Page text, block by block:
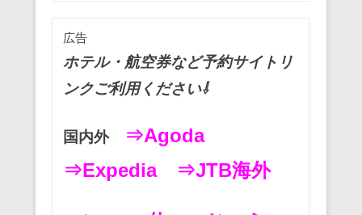
b
o
o
k
広告
ホテル・航空券など予約サイトリ
ンクご利用ください⇩
国内外
⇒Agoda
⇒Expedia
⇒JTB海外